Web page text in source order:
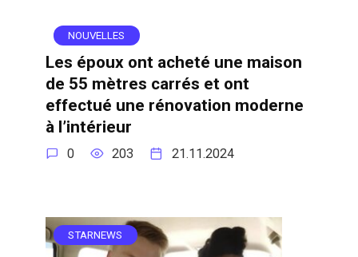
NOUVELLES
Les époux ont acheté une maison
de 55 mètres carrés et ont
effectué une rénovation moderne
à l’intérieur
0 203 21.11.2024
STARNEWS